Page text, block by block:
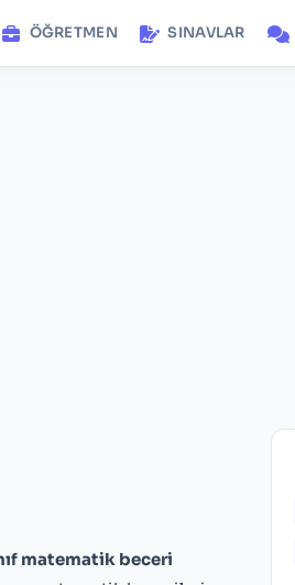
ÖĞRETMEN SINAVLAR
matematik beceri